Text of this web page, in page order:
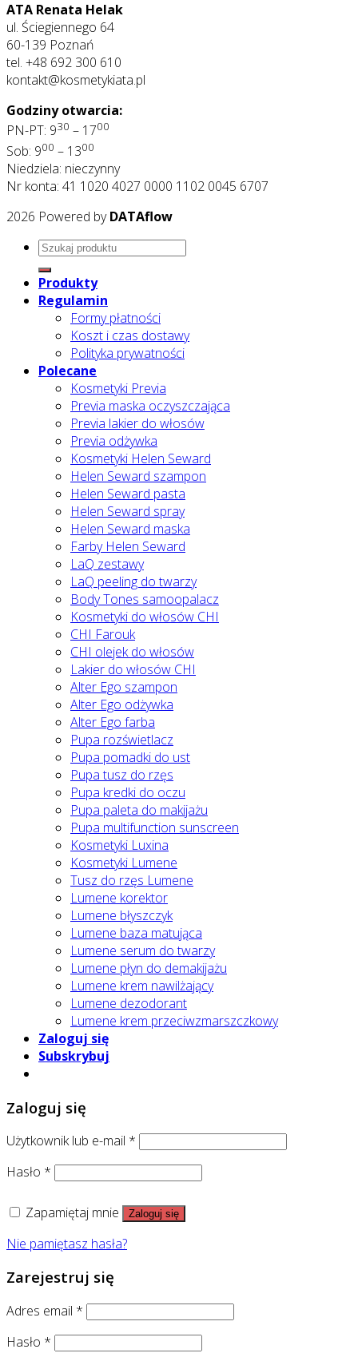
ATA Renata Helak
ul. Ściegiennego 64
60-139 Poznań
tel. +48 692 300 610
kontakt@kosmetykiata.pl
Godziny otwarcia:
PN-PT: 930 – 1700
Sob: 900 – 1300
Niedziela: nieczynny
Nr konta: 41 1020 4027 0000 1102 0045 6707
2026 Powered byDATAflow
Szukaj:
Produkty
Regulamin
Formy płatności
Koszt i czas dostawy
Polityka prywatności
Polecane
Kosmetyki Previa
Previa maska oczyszczająca
Previa lakier do włosów
Previa odżywka
Kosmetyki Helen Seward
Helen Seward szampon
Helen Seward pasta
Helen Seward spray
Helen Seward maska
Farby Helen Seward
LaQ zestawy
LaQ peeling do twarzy
Body Tones samoopalacz
Kosmetyki do włosów CHI
CHI Farouk
CHI olejek do włosów
Lakier do włosów CHI
Alter Ego szampon
Alter Ego odżywka
Alter Ego farba
Pupa rozświetlacz
Pupa pomadki do ust
Pupa tusz do rzęs
Pupa kredki do oczu
Pupa paleta do makijażu
Pupa multifunction sunscreen
Kosmetyki Luxina
Kosmetyki Lumene
Tusz do rzęs Lumene
Lumene korektor
Lumene błyszczyk
Lumene baza matująca
Lumene serum do twarzy
Lumene płyn do demakijażu
Lumene krem nawilżający
Lumene dezodorant
Lumene krem przeciwzmarszczkowy
Zaloguj się
Subskrybuj
Zaloguj się
Użytkownik lub e-mail *
Hasło *
Zapamiętaj mnie Zaloguj się
Nie pamiętasz hasła?
Zarejestruj się
Adres email *
Hasło *